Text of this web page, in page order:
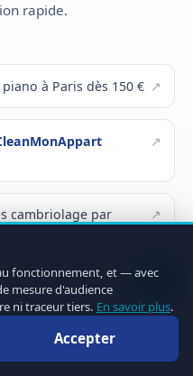
rapide.
à Paris dès 150 €
cambriolage par
et blattes en
fonctionnement, et — avec
mesure d'audience
ni traceur tiers. En savoir plus.
Accepter